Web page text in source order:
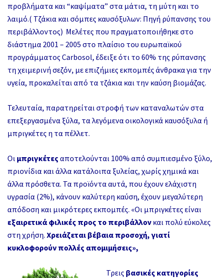
προβλήματα και “καψίματα” στα μάτια, τη μύτη και το
λαιμό.( Τζάκια και σόμπες καυσόξυλων: Πηγή ρύπανσης του
περιβάλλοντος) Μελέτες που πραγματοποιήθηκε στο
διάστημα 2001 – 2005 στο πλαίσιο του ευρωπαϊκού
προγράμματος Carbosol, έδειξε ότι το 60% της ρύπανσης
τη χειμερινή σεζόν, με επιζήμιες εκπομπές άνθρακα για την
υγεία, προκαλείται από τα τζάκια και την καύση βιομάζας.
Τελευταία, παρατηρείται στροφή των καταναλωτών στα
επεξεργασμένα ξύλα, τα λεγόμενα οικολογικά καυσόξυλα ή
μπριγκέτες η τα πέλλετ.
Οι μπριγκέτες αποτελούνται 100% από συμπιεσμένο ξύλο,
πριονίδια και άλλα κατάλοιπα ξυλείας, χωρίς χημικά και
άλλα πρόσθετα. Τα προϊόντα αυτά, που έχουν ελάχιστη
υγρασία (2%), κάνουν καλύτερη καύση, έχουν μεγαλύτερη
απόδοση και μικρότερες εκπομπές. «Οι μπριγκέτες είναι
εξαιρετικά φιλικές προς το περιβάλλον και πολύ εύκολες
στη χρήση. Χρειάζεται βέβαια προσοχή, γιατί
κυκλοφορούν πολλές απομιμήσεις»,
Τρεις βασικές κατηγορίες